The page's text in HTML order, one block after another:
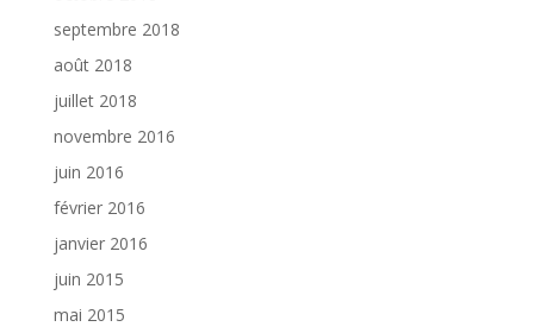
septembre 2018
août 2018
juillet 2018
novembre 2016
juin 2016
février 2016
janvier 2016
juin 2015
mai 2015